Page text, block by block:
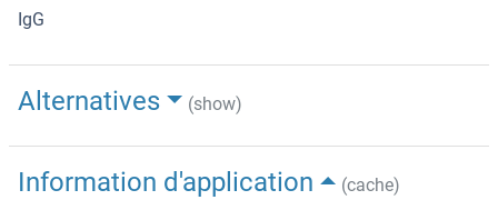
IgG
Alternatives (show)
Information d'application
(cache)